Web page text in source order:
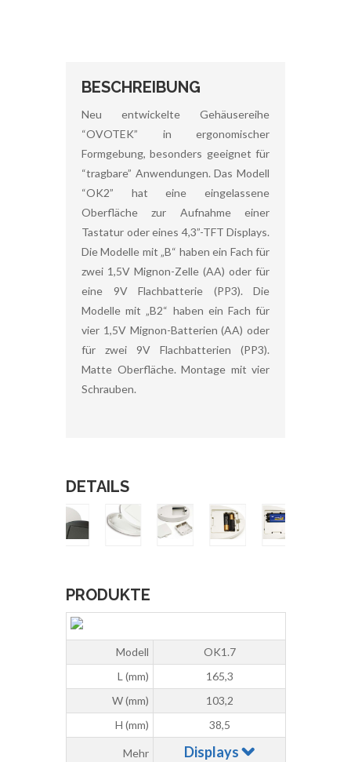
BESCHREIBUNG
Neu entwickelte Gehäusereihe
“OVOTEK” in ergonomischer
Formgebung, besonders geeignet für
“tragbare” Anwendungen. Das Modell
“OK2” hat eine eingelassene
Oberfläche zur Aufnahme einer
Tastatur oder eines 4,3”-TFT Displays.
Die Modelle mit „B“ haben ein Fach für
zwei 1,5V Mignon-Zelle (AA) oder für
eine 9V Flachbatterie (PP3). Die
Modelle mit „B2“ haben ein Fach für
vier 1,5V Mignon-Batterien (AA) oder
für zwei 9V Flachbatterien (PP3).
Matte Oberfläche. Montage mit vier
Schrauben.
DETAILS
PRODUKTE
Modell
OK1.7
L (mm)
165,3
W (mm)
103,2
H (mm)
38,5
Mehr Displays